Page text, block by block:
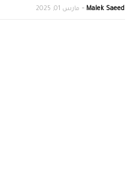
Malek Saeed مارس 01, 2025